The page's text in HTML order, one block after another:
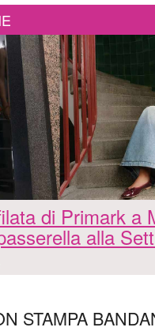
di Primark a
alla
STAMPA